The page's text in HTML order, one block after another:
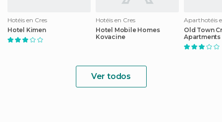
Hotéis en Cres
Hotel Kimen
Hotéis en Cres
Hotel Mobile Homes
Kovacine
Aparthotéis
Old Town
Apartments
Ver todos